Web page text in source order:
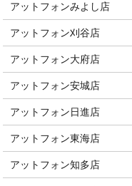
アットフォンみよし店
アットフォン刈谷店
アットフォン大府店
アットフォン安城店
アットフォン日進店
アットフォン東海店
アットフォン知多店